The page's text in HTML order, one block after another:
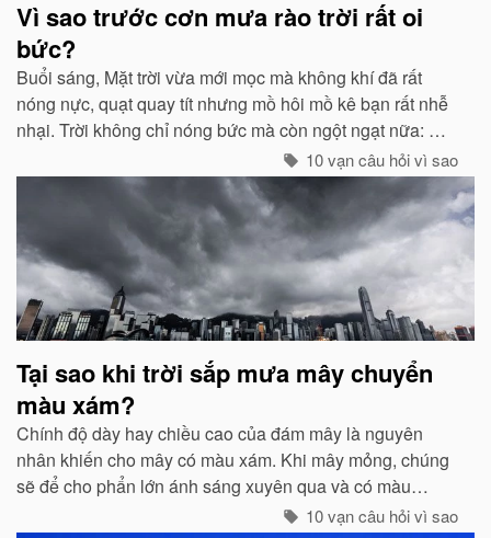
Vì sao trước cơn mưa rào trời rất oi
bức?
Buổi sáng, Mặt trời vừa mới mọc mà không khí đã rất
nóng nực, quạt quay tít nhưng mồ hôi mồ kê bạn rất nhễ
nhại. Trời không chỉ nóng bức mà còn ngột ngạt nữa: Đó
chính là dấu hiệu bắt đẩu của một cơn mưa rào...
10 vạn câu hỏi vì sao
Tại sao khi trời sắp mưa mây chuyển
màu xám?
Chính độ dày hay chiều cao của đám mây là nguyên
nhân khiến cho mây có màu xám. Khi mây mỏng, chúng
sẽ để cho phẩn lớn ánh sáng xuyên qua và có màu
10 vạn câu hỏi vì sao